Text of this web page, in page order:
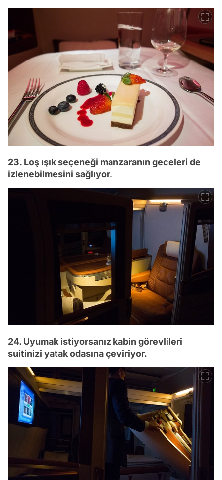
23. Loş ışık seçeneği manzaranın geceleri de
izlenebilmesini sağlıyor.
24. Uyumak istiyorsanız kabin görevlileri
suitinizi yatak odasına çeviriyor.